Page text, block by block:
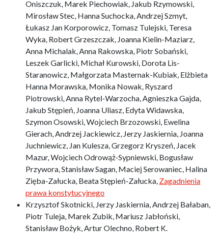
Oniszczuk, Marek Piechowiak, Jakub Rzymowski,
Mirosław Stec, Hanna Suchocka, Andrzej Szmyt,
Łukasz Jan Korporowicz, Tomasz Tulejski, Teresa
Wyka, Robert Grzeszczak, Joanna Kielin-Maziarz,
Anna Michalak, Anna Rakowska, Piotr Sobański,
Leszek Garlicki, Michał Kurowski, Dorota Lis-
Staranowicz, Małgorzata Masternak-Kubiak, Elżbieta
Hanna Morawska, Monika Nowak, Ryszard
Piotrowski, Anna Rytel-Warzocha, Agnieszka Gajda,
Jakub Stępień, Joanna Uliasz, Edyta Widawska,
Szymon Osowski, Wojciech Brzozowski, Ewelina
Gierach, Andrzej Jackiewicz, Jerzy Jaskiernia, Joanna
Juchniewicz, Jan Kulesza, Grzegorz Kryszeń, Jacek
Mazur, Wojciech Odrowąż-Sypniewski, Bogusław
Przywora, Stanisław Sagan, Maciej Serowaniec, Halina
Zięba-Załucka, Beata Stępień-Załucka, Zagadnienia
prawa konstytucyjnego
Krzysztof Skotnicki, Jerzy Jaskiernia, Andrzej Bałaban,
Piotr Tuleja, Marek Zubik, Mariusz Jabłoński,
Stanisław Bożyk, Artur Olechno, Robert K.